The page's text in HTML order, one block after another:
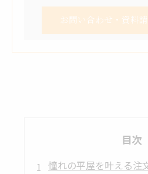
お問い合わせ・資料
目次
憧れの平屋を叶える注